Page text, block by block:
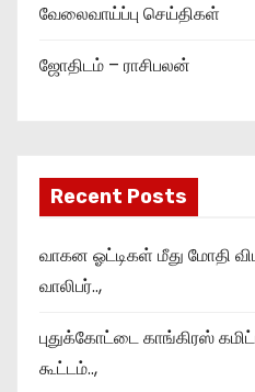
வேலைவாய்ப்பு செய்திகள்
ஜோதிடம் – ராசிபலன்
Recent Posts
வாகன ஓட்டிகள் மீது மோதி
வாலிபர்..,
புதுக்கோட்டை காங்கிரஸ்
கூட்டம்..,